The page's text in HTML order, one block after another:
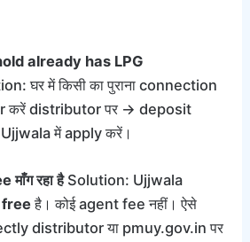
already has LPG
घर में किसी का पुराना connection
करें distributor पर → deposit
में apply करें।
रहा हैSolution: Ujjwala
freeहै। कोई agent fee नहीं। ऐसे
distributor या pmuy.gov.in पर